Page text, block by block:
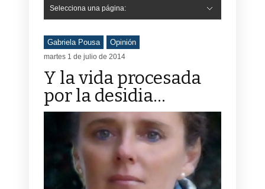
Selecciona una página:
Gabriela Pousa Opinión
martes 1 de julio de 2014
Y la vida procesada
por la desidia…